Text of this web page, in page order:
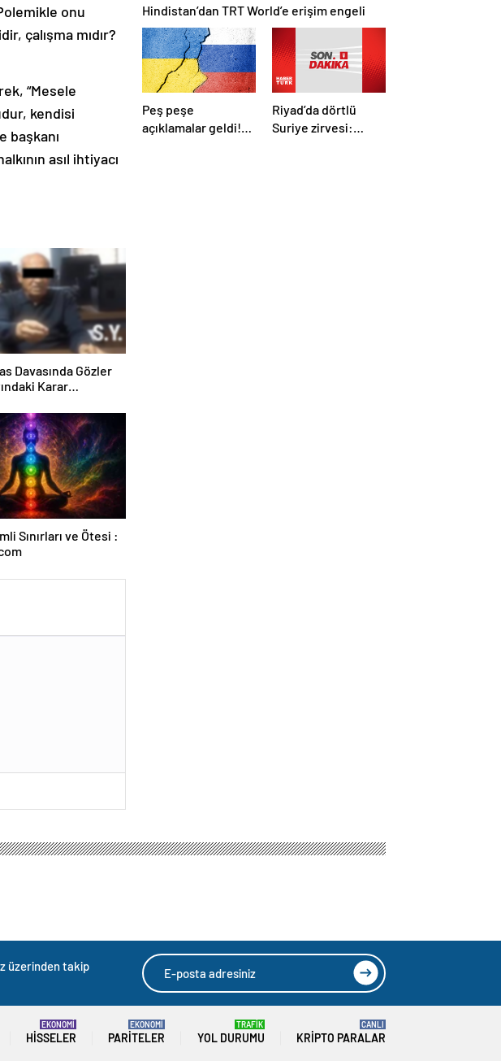
onu
çalışma mıdır?
“Mesele
kendisi
başkanı
asıl ihtiyacı
Davasında Gözler
Karar
Sınırları ve Ötesi :
Hindistan’dan TRT World’e erişim engeli
Peş peşe
açıklamalar geldi!
Riyad’da dörtlü
Suriye zirvesi:
üzerinden takip
HISSELER
EKONOMİ
PARITELER
EKONOMİ
YOL DURUMU
TRAFİK
KRIPTO PARALAR
CANLI